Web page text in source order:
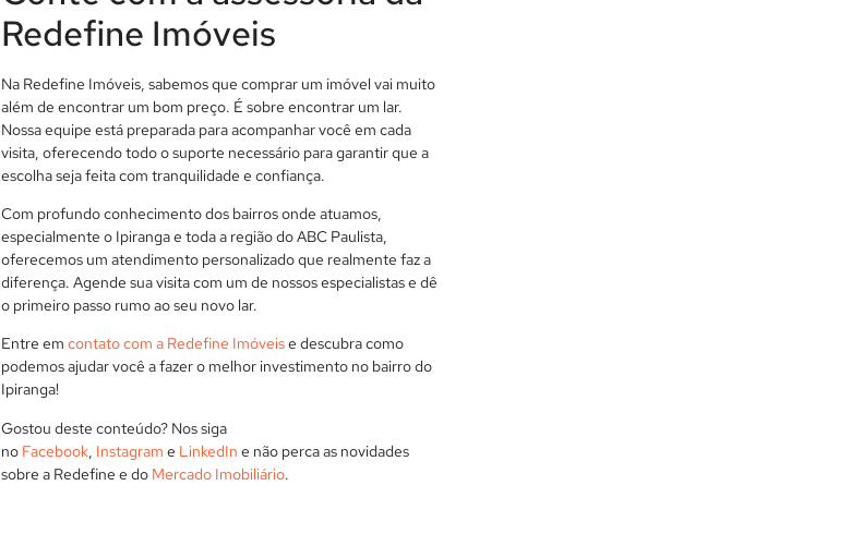
Redefine Imóveis
Na Redefine Imóveis, sabemos que comprar um imóvel vai muito
além de encontrar um bom preço. É sobre encontrar um lar.
Nossa equipe está preparada para acompanhar você em cada
visita, oferecendo todo o suporte necessário para garantir que a
escolha seja feita com tranquilidade e confiança.
Com profundo conhecimento dos bairros onde atuamos,
especialmente o Ipiranga e toda a região do ABC Paulista,
oferecemos um atendimento personalizado que realmente faz a
diferença. Agende sua visita com um de nossos especialistas e dê
o primeiro passo rumo ao seu novo lar.
Entre em contato com a Redefine Imóveise descubra como
podemos ajudar você a fazer o melhor investimento no bairro do
Ipiranga!
Gostou deste conteúdo? Nos siga
no Facebook, Instagram e LinkedIn e não perca as novidades
sobre a Redefine e do Mercado Imobiliário.